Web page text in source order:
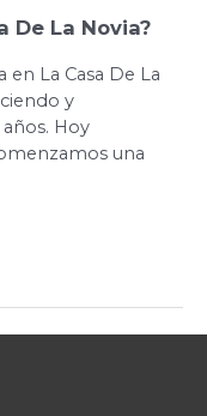
De La Novia?
La Casa De La
y
Hoy
una